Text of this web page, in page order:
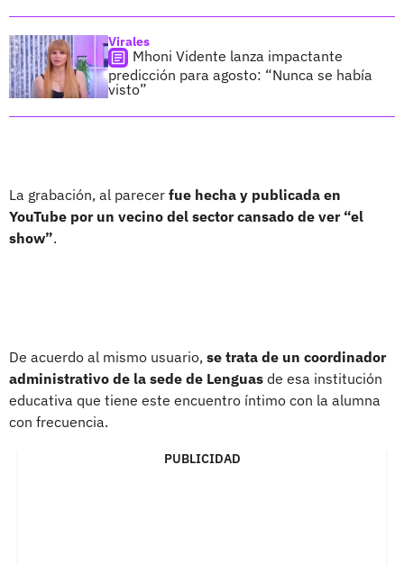
Virales
Mhoni Vidente lanza impactante
predicción para agosto: “Nunca se había
visto”
La grabación, al parecer fue hecha y publicada en
YouTube por un vecino del sector cansado de ver “el
show”.
De acuerdo al mismo usuario, se trata de un coordinador
administrativo de la sede de Lenguas de esa institución
educativa que tiene este encuentro íntimo con la alumna
con frecuencia.
PUBLICIDAD